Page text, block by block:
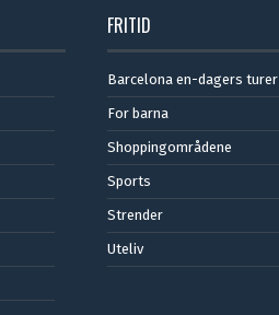
FRITID
Barcelona en-dagers turer
For barna
Shoppingområdene
Sports
Strender
Uteliv